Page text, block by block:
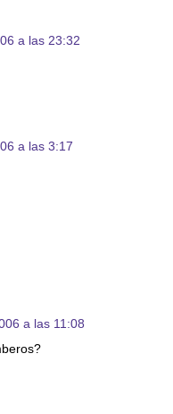
a las 23:32
a las 3:17
a las 11:08